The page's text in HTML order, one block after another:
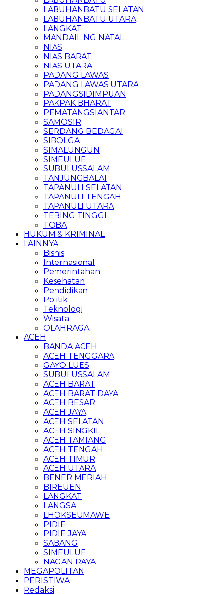
LABUHANBATU SELATAN
LABUHANBATU UTARA
LANGKAT
MANDAILING NATAL
NIAS
NIAS BARAT
NIAS UTARA
PADANG LAWAS
PADANG LAWAS UTARA
PADANGSIDIMPUAN
PAKPAK BHARAT
PEMATANGSIANTAR
SAMOSIR
SERDANG BEDAGAI
SIBOLGA
SIMALUNGUN
SIMEULUE
SUBULUSSALAM
TANJUNGBALAI
TAPANULI SELATAN
TAPANULI TENGAH
TAPANULI UTARA
TEBING TINGGI
TOBA
HUKUM & KRIMINAL
LAINNYA
Bisnis
Internasional
Pemerintahan
Kesehatan
Pendidikan
Politik
Teknologi
Wisata
OLAHRAGA
ACEH
BANDA ACEH
ACEH TENGGARA
GAYO LUES
SUBULUSSALAM
ACEH BARAT
ACEH BARAT DAYA
ACEH BESAR
ACEH JAYA
ACEH SELATAN
ACEH SINGKIL
ACEH TAMIANG
ACEH TENGAH
ACEH TIMUR
ACEH UTARA
BENER MERIAH
BIREUEN
LANGKAT
LANGSA
LHOKSEUMAWE
PIDIE
PIDIE JAYA
SABANG
SIMEULUE
NAGAN RAYA
MEGAPOLITAN
PERISTIWA
Redaksi